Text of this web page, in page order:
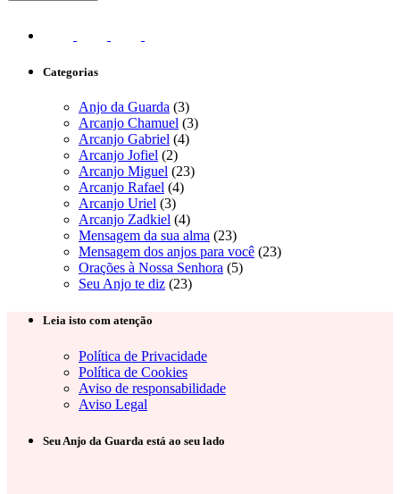
Categorias
Anjo da Guarda (3)
Arcanjo Chamuel (3)
Arcanjo Gabriel (4)
Arcanjo Jofiel (2)
Arcanjo Miguel (23)
Arcanjo Rafael (4)
Arcanjo Uriel (3)
Arcanjo Zadkiel (4)
Mensagem da sua alma (23)
Mensagem dos anjos para você (23)
Orações à Nossa Senhora (5)
Seu Anjo te diz (23)
Leia isto com atenção
Política de Privacidade
Política de Cookies
Aviso de responsabilidade
Aviso Legal
Seu Anjo da Guarda está ao seu lado